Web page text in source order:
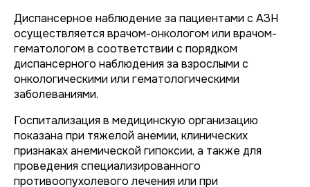
Диспансерное наблюдение за пациентами с АЗН
осуществляется врачом-онкологом или врачом-
гематологом в соответствии с порядком
диспансерного наблюдения за взрослыми с
онкологическими или гематологическими
заболеваниями.
Госпитализация в медицинскую организацию
показана при тяжелой анемии, клинических
признаках анемической гипоксии, а также для
проведения специализированного
противоопухолевого лечения или при